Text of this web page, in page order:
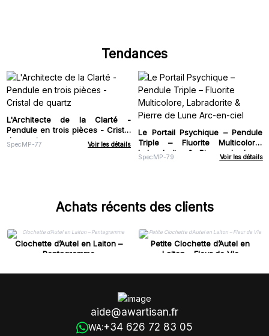
Tendances
L'Architecte de la Clarté -
Pendule en trois pièces - Cristal
de quartz
SpecMP-77 Voir les détails
Le Portail Psychique – Pendule
Triple – Fluorite Multicolore,
Labradorite & Pierre de Lune
Arc-en-ciel
SpecMP-79 Voir les détails
Achats récents des clients
Clochette d’Autel en Laiton –
Pentagramme
Petite Clochette d’Autel en
Laiton – Fleur de Vie
aide@awartisan.fr
WA:+34 626 72 83 05